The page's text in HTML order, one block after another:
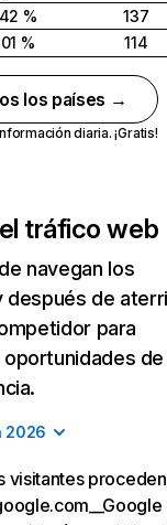
%
137
% 114
los países →
diaria. ¡Gratis!
tráfico web
navegan los
después de
para
de
2026
visitantes proceden